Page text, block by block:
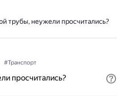
трубы, неужели просчитались?
#Транспорт
просчитались?